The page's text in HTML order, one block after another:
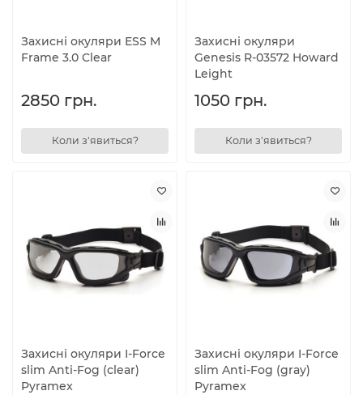
Захисні окуляри ESS M
Frame 3.0 Clear
2850 грн.
Коли з'явиться?
Захисні окуляри
Genesis R-03572 Howard
Leight
1050 грн.
Коли з'явиться?
Захисні окуляри I-Force
slim Anti-Fog (clear)
Pyramex
Захисні окуляри I-Force
slim Anti-Fog (gray)
Pyramex